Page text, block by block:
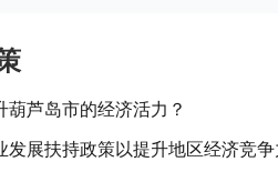
芦岛市的经济活力？
发展扶持政策以提升地区经济竞